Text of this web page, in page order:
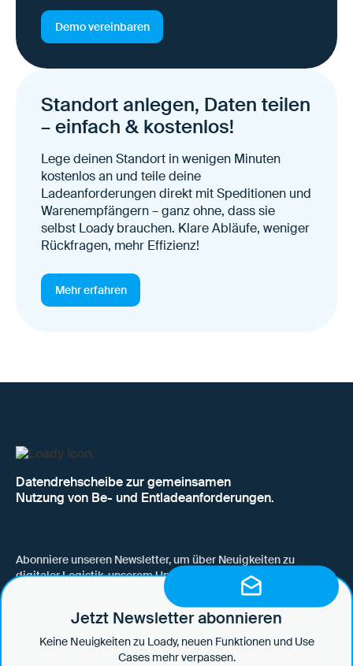
Demo vereinbaren
Standort anlegen, Daten teilen
– einfach & kostenlos!
Lege deinen Standort in wenigen Minuten
kostenlos an und teile deine
Ladeanforderungen direkt mit Speditionen und
Warenempfängern – ganz ohne, dass sie
selbst Loady brauchen. Klare Abläufe, weniger
Rückfragen, mehr Effizienz!
Mehr erfahren
Datendrehscheibe zur gemeinsamen
Nutzung von Be- und Entladeanforderungen.
Abonniere unseren Newsletter, um über Neuigkeiten zu
digitaler Logistik, unserem Unternehmen, neuen Funktionen
und Use Cases auf dem Laufenden zu bleiben.
Jetzt Newsletter abonnieren
Keine Neuigkeiten zu Loady, neuen Funktionen und Use
Cases mehr verpassen.